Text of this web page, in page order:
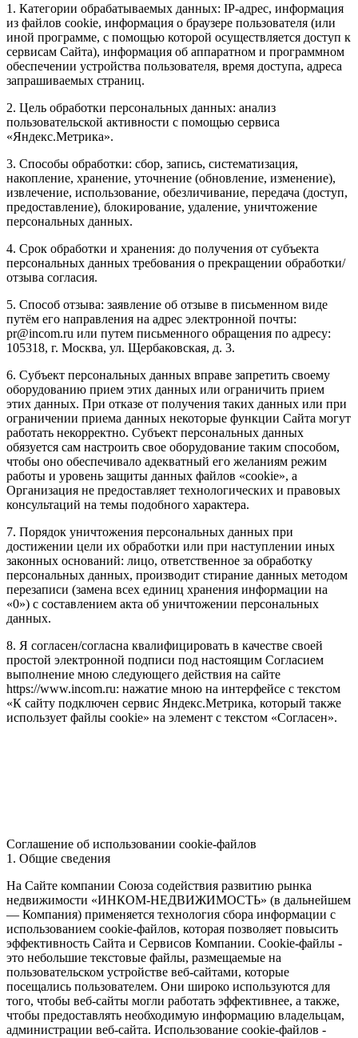
1. Категории обрабатываемых данных: IP-адрес, информация
из файлов cookie, информация о браузере пользователя (или
иной программе, с помощью которой осуществляется доступ к
сервисам Сайта), информация об аппаратном и программном
обеспечении устройства пользователя, время доступа, адреса
запрашиваемых страниц.
2. Цель обработки персональных данных: анализ
пользовательской активности с помощью сервиса
«Яндекс.Метрика».
3. Способы обработки: сбор, запись, систематизация,
накопление, хранение, уточнение (обновление, изменение),
извлечение, использование, обезличивание, передача (доступ,
предоставление), блокирование, удаление, уничтожение
персональных данных.
4. Срок обработки и хранения: до получения от субъекта
персональных данных требования о прекращении обработки/
отзыва согласия.
5. Способ отзыва: заявление об отзыве в письменном виде
путём его направления на адрес электронной почты:
pr@incom.ru или путем письменного обращения по адресу:
105318, г. Москва, ул. Щербаковская, д. 3.
6. Субъект персональных данных вправе запретить своему
оборудованию прием этих данных или ограничить прием
этих данных. При отказе от получения таких данных или при
ограничении приема данных некоторые функции Сайта могут
работать некорректно. Субъект персональных данных
обязуется сам настроить свое оборудование таким способом,
чтобы оно обеспечивало адекватный его желаниям режим
работы и уровень защиты данных файлов «cookie», а
Организация не предоставляет технологических и правовых
консультаций на темы подобного характера.
7. Порядок уничтожения персональных данных при
достижении цели их обработки или при наступлении иных
законных оснований: лицо, ответственное за обработку
персональных данных, производит стирание данных методом
перезаписи (замена всех единиц хранения информации на
«0») с составлением акта об уничтожении персональных
данных.
8. Я согласен/согласна квалифицировать в качестве своей
простой электронной подписи под настоящим Согласием
выполнение мною следующего действия на сайте
https://www.incom.ru: нажатие мною на интерфейсе с текстом
«К сайту подключен сервис Яндекс.Метрика, который также
использует файлы cookie» на элемент с текстом «Согласен».
Соглашение об использовании cookie-файлов
1. Общие сведения
На Сайте компании Союза содействия развитию рынка
недвижимости «ИНКОМ-НЕДВИЖИМОСТЬ» (в дальнейшем
— Компания) применяется технология сбора информации с
использованием cookie-файлов, которая позволяет повысить
эффективность Сайта и Сервисов Компании. Сookie-файлы -
это небольшие текстовые файлы, размещаемые на
пользовательском устройстве веб-сайтами, которые
посещались пользователем. Они широко используются для
того, чтобы веб-сайты могли работать эффективнее, а также,
чтобы предоставлять необходимую информацию владельцам,
администрации веб-сайта. Использование cookie-файлов -